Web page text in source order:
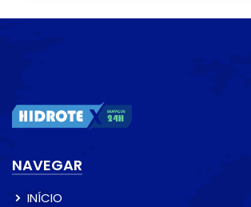
NAVEGAR
INÍCIO